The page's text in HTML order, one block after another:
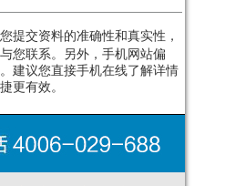
提交资料的准确性和真实性，
您联系。另外，手机网站偏
建议您直接手机在线了解详情
更有效。